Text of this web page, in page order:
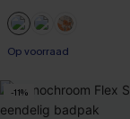
Op voorraad
-11%